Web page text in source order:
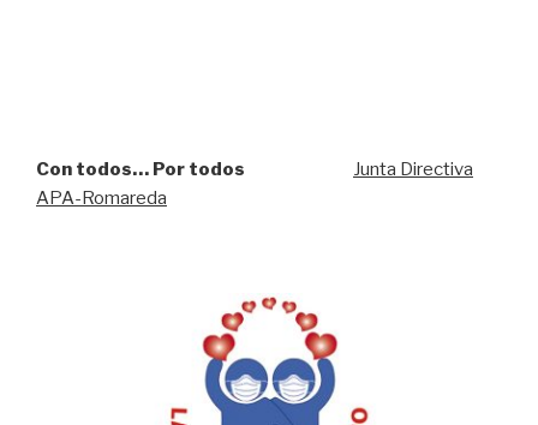
Con todos… Por todos
Junta Directiva
APA-Romareda